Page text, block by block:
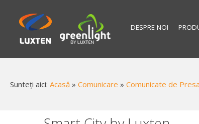
DESPRE NOI
Sunteți aici: Acasă » Comunicare » Comunicate de Presa